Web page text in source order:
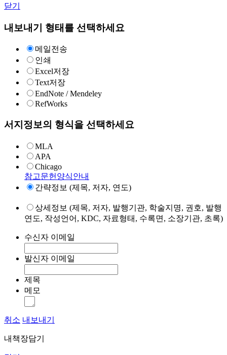
닫기
내보내기 형태를 선택하세요
메일전송
인쇄
Excel저장
Text저장
EndNote / Mendeley
RefWorks
서지정보의 형식을 선택하세요
MLA
APA
Chicago
참고문헌양식안내
간략정보 (제목, 저자, 연도)
상세정보 (제목, 저자, 발행기관, 학술지명, 권호, 발행
연도, 작성언어, KDC, 자료형태, 수록면, 소장기관, 초록)
수신자 이메일
발신자 이메일
제목
메모
취소 내보내기
내책장담기